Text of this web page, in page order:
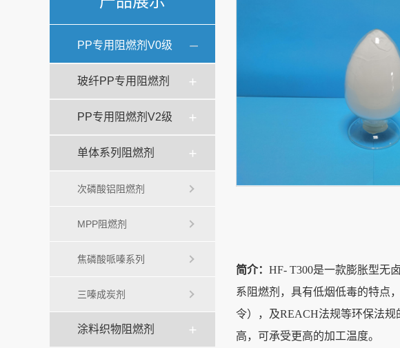
PP专用阻燃剂V0级
玻纤PP专用阻燃剂
PP专用阻燃剂V2级
单体系列阻燃剂
次磷酸铝阻燃剂
MPP阻燃剂
焦磷酸哌嗪系列
三嗪成炭剂
涂料织物阻燃剂
简介： HF- T300是一款膨胀型无
系阻燃剂，具有低烟低毒的特点
令），及REACH法规等环保法
高，可承受更高的加工温度。